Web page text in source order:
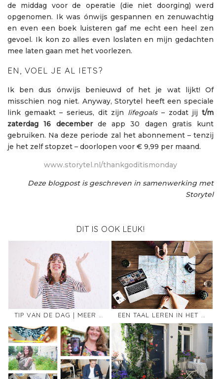
de middag voor de operatie (die niet doorging) werd
opgenomen. Ik was ónwijs gespannen en zenuwachtig
en even een boek luisteren gaf me echt een heel zen
gevoel. Ik kon zo alles even loslaten en mijn gedachten
mee laten gaan met het voorlezen.
EN, VOEL JE AL IETS?
Ik ben dus ónwijs benieuwd of het je wat lijkt! Of
misschien nog niet. Anyway, Storytel heeft een speciale
link gemaakt – serieus, dit zijn lifegoals – zodat jijt/m
zaterdag 16 decemberde app 30 dagen gratis kunt
gebruiken. Na deze periode zal het abonnement – tenzij
je het zelf stopzet – doorlopen voor € 9,99 per maand.
www.storytel.nl/thankgoditismonday
Deze blogpost is geschreven in samenwerking met
Storytel
DIT IS OOK LEUK!
TIP VAN DE DAG | MEER … EEN TAAL LEREN IN HET …